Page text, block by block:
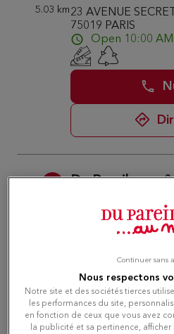
5.03 km 23 AVENUE
75019 PARIS
Open 10:00
Du Pareil au
89 BD JEAN
92110 CLICHY
Nous respectons
Notre site et des sociétés tierces
les performances du site,
en fonction de ceux que vous avez
la publicité et sa pertinence,
Continuer sans